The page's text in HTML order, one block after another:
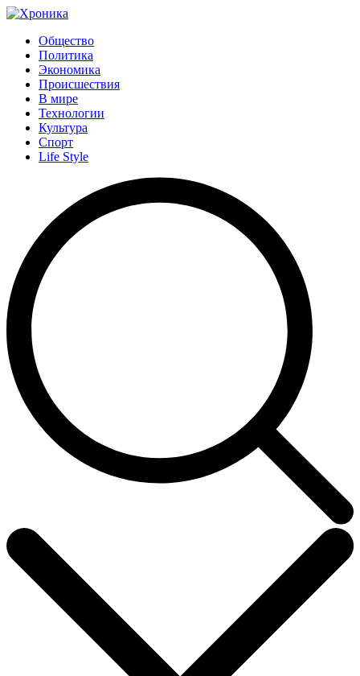
Общество
Политика
Экономика
Происшествия
В мире
Технологии
Культура
Спорт
Life Style